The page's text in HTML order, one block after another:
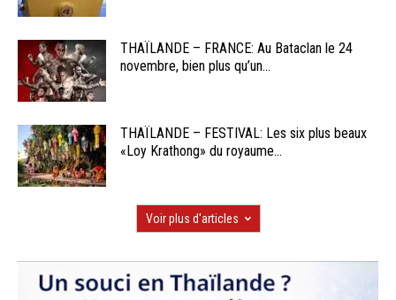
THAÏLANDE – FRANCE: Au Bataclan le 24
novembre, bien plus qu’un...
THAÏLANDE – FESTIVAL: Les six plus beaux
«Loy Krathong» du royaume...
Voir plus d'articles